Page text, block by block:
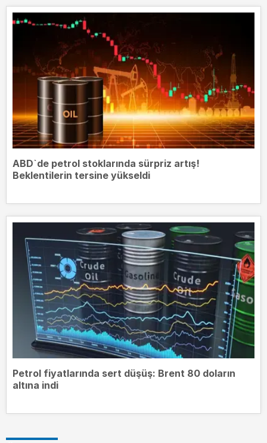
ABD`de petrol stoklarında sürpriz artış!
Beklentilerin tersine yükseldi
Petrol fiyatlarında sert düşüş: Brent 80 doların
altına indi